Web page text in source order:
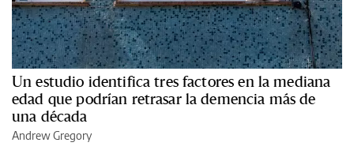
Un estudio identifica tres factores en la mediana
edad que podrían retrasar la demencia más de
una década
Andrew Gregory